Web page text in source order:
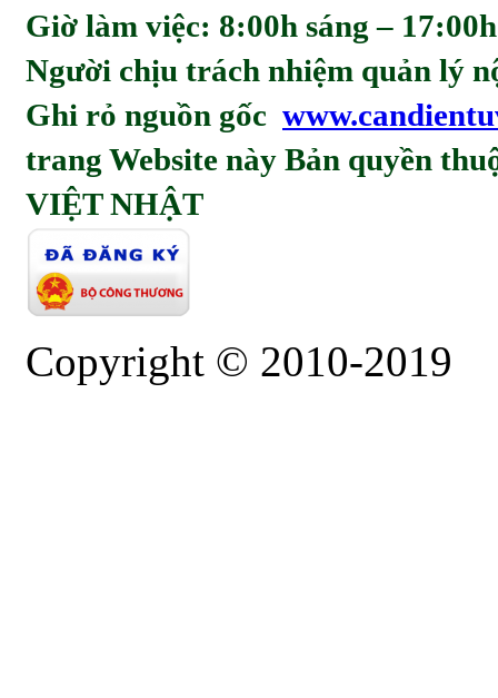
Giờ làm việc: 8:00h sáng –
Người chịu trách nhiệm quản lý
Ghi rỏ nguồn gốc
trang Website này Bản quyền
VIỆT NHẬT
Copyright © 2010-2019